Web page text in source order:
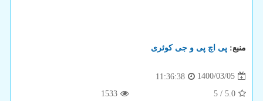
منبع: پی اچ پی و جی كوئری
1400/03/05
11:36:38
5.0
/
5
1533